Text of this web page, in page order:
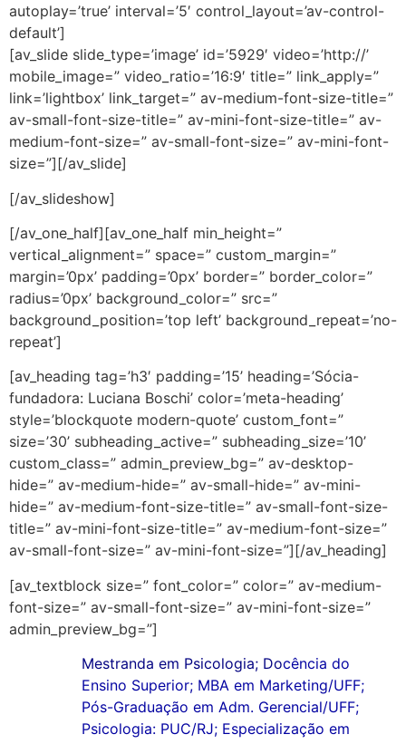
autoplay=’true’ interval=’5′ control_layout=’av-control-
default’]
[av_slide slide_type=’image’ id=’5929′ video=’http://’
mobile_image=” video_ratio=’16:9′ title=” link_apply=”
link=’lightbox’ link_target=” av-medium-font-size-title=”
av-small-font-size-title=” av-mini-font-size-title=” av-
medium-font-size=” av-small-font-size=” av-mini-font-
size=”][/av_slide]
[/av_slideshow]
[/av_one_half][av_one_half min_height=”
vertical_alignment=” space=” custom_margin=”
margin=’0px’ padding=’0px’ border=” border_color=”
radius=’0px’ background_color=” src=”
background_position=’top left’ background_repeat=’no-
repeat’]
[av_heading tag=’h3′ padding=’15’ heading=’Sócia-
fundadora: Luciana Boschi’ color=’meta-heading’
style=’blockquote modern-quote’ custom_font=”
size=’30’ subheading_active=” subheading_size=’10’
custom_class=” admin_preview_bg=” av-desktop-
hide=” av-medium-hide=” av-small-hide=” av-mini-
hide=” av-medium-font-size-title=” av-small-font-size-
title=” av-mini-font-size-title=” av-medium-font-size=”
av-small-font-size=” av-mini-font-size=”][/av_heading]
[av_textblock size=” font_color=” color=” av-medium-
font-size=” av-small-font-size=” av-mini-font-size=”
admin_preview_bg=”]
Mestranda em Psicologia; Docência do
Ensino Superior; MBA em Marketing/UFF;
Pós-Graduação em Adm. Gerencial/UFF;
Psicologia: PUC/RJ; Especialização em